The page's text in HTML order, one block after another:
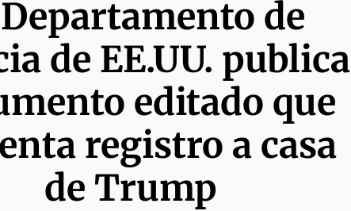
de
de EE.UU. publica
editado que
registro a casa
de Trump